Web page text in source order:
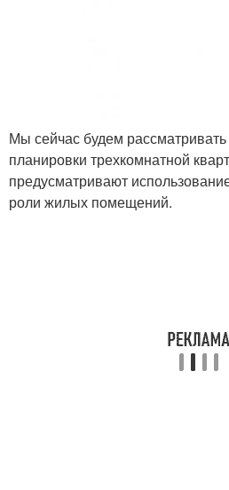
Мы сейчас будем
планировки трехкомнатной
предусматривают
роли жилых помещений.